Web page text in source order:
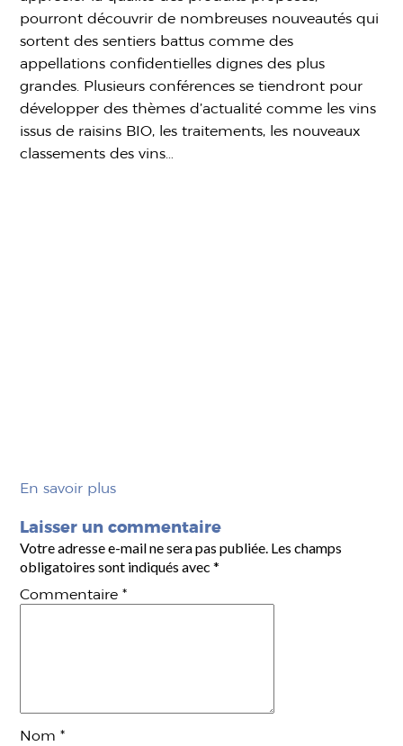
pourront découvrir de nombreuses nouveautés qui
sortent des sentiers battus comme des
appellations confidentielles dignes des plus
grandes. Plusieurs conférences se tiendront pour
développer des thèmes d’actualité comme les vins
issus de raisins BIO, les traitements, les nouveaux
classements des vins…
En savoir plus
Laisser un commentaire
Votre adresse e-mail ne sera pas publiée. Les champs
obligatoires sont indiqués avec*
Commentaire*
Nom*